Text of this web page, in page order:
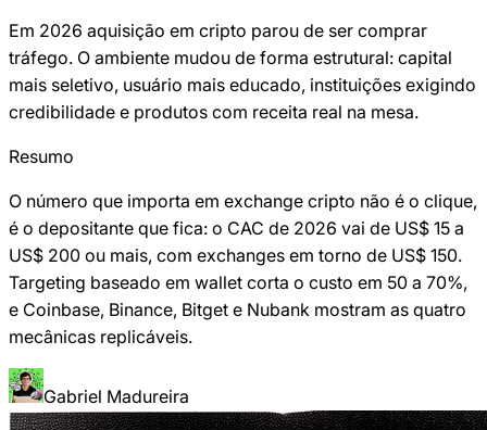
Em 2026 aquisição em cripto parou de ser comprar
tráfego. O ambiente mudou de forma estrutural: capital
mais seletivo, usuário mais educado, instituições exigindo
credibilidade e produtos com receita real na mesa.
Resumo
O número que importa em exchange cripto não é o clique,
é o depositante que fica: o CAC de 2026 vai de US$ 15 a
US$ 200 ou mais, com exchanges em torno de US$ 150.
Targeting baseado em wallet corta o custo em 50 a 70%,
e Coinbase, Binance, Bitget e Nubank mostram as quatro
mecânicas replicáveis.
Gabriel Madureira